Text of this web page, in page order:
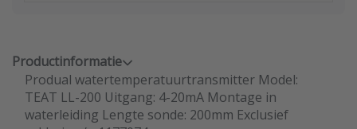
Productinformatie
Produal watertemperatuurtransmitter Model:
TEAT LL-200 Uitgang: 4-20mA Montage in
waterleiding Lengte sonde: 200mm Exclusief